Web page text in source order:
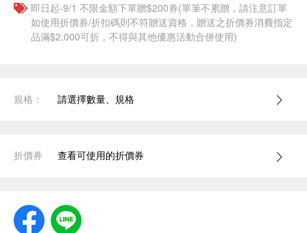
即日起-9/1 不限金額下單贈$200券(單筆不累贈，請注意訂單
如使用折價券/折扣碼則不符贈送資格，贈送之折價券消費指定
品滿$2,000可折，不得與其他優惠活動合併使用)
規格： 請選擇數量、規格
折價券 查看可使用的折價券